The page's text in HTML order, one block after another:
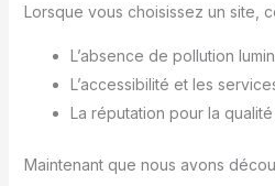
Lorsque vous choisissez un site,
L’absence de pollution
L’accessibilité et les
La réputation pour la
Maintenant que nous avons